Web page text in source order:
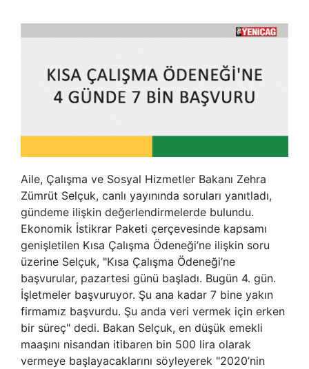
Aile, Çalışma ve Sosyal Hizmetler Bakanı Zehra
Zümrüt Selçuk, canlı yayınında soruları yanıtladı,
gündeme ilişkin değerlendirmelerde bulundu.
Ekonomik İstikrar Paketi çerçevesinde kapsamı
genişletilen Kısa Çalışma Ödeneği’ne ilişkin soru
üzerine Selçuk, "Kısa Çalışma Ödeneği’ne
başvurular, pazartesi günü başladı. Bugün 4. gün.
İşletmeler başvuruyor. Şu ana kadar 7 bine yakın
firmamız başvurdu. Şu anda veri vermek için erken
bir süreç" dedi. Bakan Selçuk, en düşük emekli
maaşını nisandan itibaren bin 500 lira olarak
vermeye başlayacaklarını söyleyerek "2020’nin